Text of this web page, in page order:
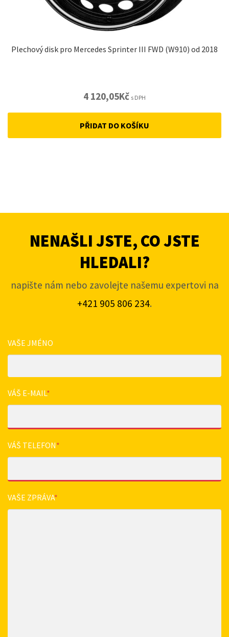
Plechový disk pro Mercedes Sprinter III FWD (W910) od 2018
4 120,05Kč s DPH
PŘIDAT DO KOŠÍKU
NENAŠLI JSTE, CO JSTE
HLEDALI?
napište nám nebo zavolejte našemu expertovi na
+421 905 806 234.
VAŠE JMÉNO
VÁŠ E-MAIL*
VÁŠ TELEFON*
VAŠE ZPRÁVA*